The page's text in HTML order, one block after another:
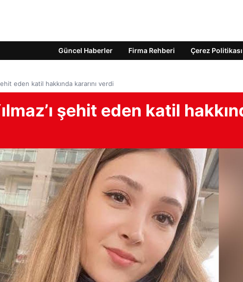
Güncel Haberler Firma Rehberi Çerez Politikası
eden katil hakkında kararını verdi
şehit eden katil